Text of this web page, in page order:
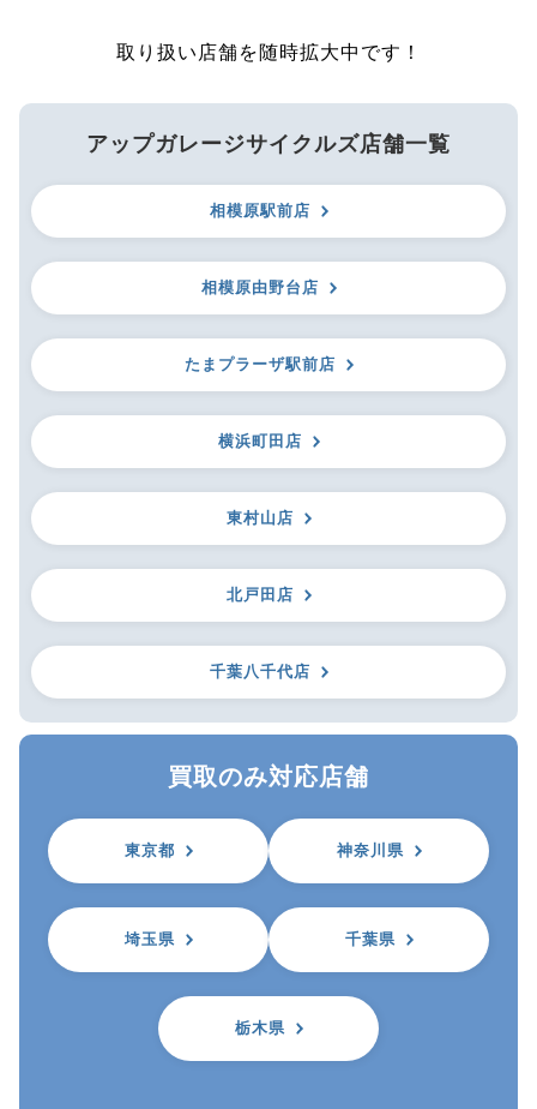
取り扱い店舗を随時拡大中です！
アップガレージサイクルズ店舗一覧
相模原駅前店
相模原由野台店
たまプラーザ駅前店
横浜町田店
東村山店
北戸田店
千葉八千代店
買取のみ対応店舗
東京都 神奈川県
埼玉県 千葉県
栃木県